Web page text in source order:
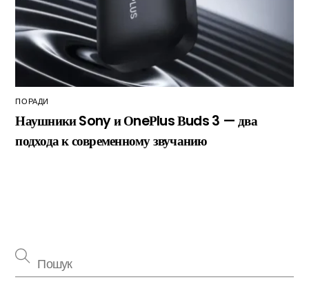
ПОРАДИ
Наушники Sony и ОneРlus Вuds 3 — два
подхода к современному звучанию